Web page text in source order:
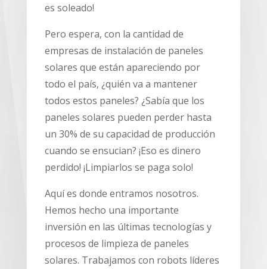
es soleado!
Pero espera, con la cantidad de
empresas de instalación de paneles
solares que están apareciendo por
todo el país, ¿quién va a mantener
todos estos paneles? ¿Sabía que los
paneles solares pueden perder hasta
un 30% de su capacidad de producción
cuando se ensucian? ¡Eso es dinero
perdido! ¡Limpiarlos se paga solo!
Aquí es donde entramos nosotros.
Hemos hecho una importante
inversión en las últimas tecnologías y
procesos de limpieza de paneles
solares. Trabajamos con robots líderes